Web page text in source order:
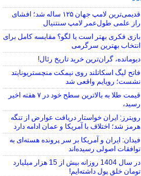
قدیمی‌ترین لامپ جهان ۱۲۵ ساله شد؛ افشای
راز علمی طول‌عمر لامپ سنتنیال
بازی فکری بهتر است یا لگو؟ مقایسه کامل برای
انتخاب بهترین سرگرمی
دیومانده، گران‌ترین خرید تاریخ رئال!
فاتح لیگ اسکاتلند روی نیمکت منچستریونایتد
نشست؛ رویایم واقعی شد
قیمت طلا به بالاترین سطح خود در ۷ هفته اخیر
رسید،
رویترز: ایران خواستار دریافت عوارض از تنگه
هرمز شد؛ اختلاف با آمریکا و عمان ادامه دارد
فیدان: ایران و آمریکا بر سر پرونده هسته‌ای به
توافقات اصولی رسیده‌اند
در سال 1404 روزانه بیش از 15 هزار میلیارد
تومان خلق پول داشته‌ایم!